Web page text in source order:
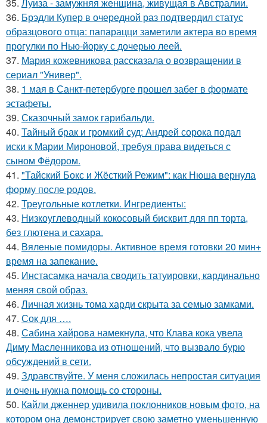
35. Луиза - замужняя женщина, живущая в Австралии.
36. Брэдли Купер в очередной раз подтвердил статус
образцового отца: папарацци заметили актера во время
прогулки по Нью-йорку с дочерью леей.
37. Мария кожевникова рассказала о возвращении в
сериал "Универ".
38. 1 мая в Санкт-петербурге прошел забег в формате
эстафеты.
39. Сказочный замок гарибальди.
40. Тайный брак и громкий суд: Андрей сорока подал
иски к Марии Мироновой, требуя права видеться с
сыном Фёдором.
41. "Тайский Бокс и Жёсткий Режим": как Нюша вернула
форму после родов.
42. Треугольные котлетки. Ингредиенты:
43. Низкоуглеводный кокосовый бисквит для пп торта,
без глютена и сахара.
44. Вяленые помидоры. Активное время готовки 20 мин+
время на запекание.
45. Инстасамка начала сводить татуировки, кардинально
меняя свой образ.
46. Личная жизнь тома харди скрыта за семью замками.
47. Сок для ….
48. Сабина хайрова намекнула, что Клава кока увела
Диму Масленникова из отношений, что вызвало бурю
обсуждений в сети.
49. Здравствуйте. У меня сложилась непростая ситуация
и очень нужна помощь со стороны.
50. Кайли дженнер удивила поклонников новым фото, на
котором она демонстрирует свою заметно уменьшенную